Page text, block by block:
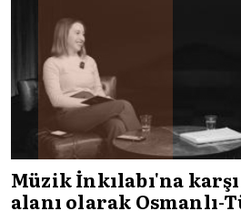
Müzik İnkılabı'na
alanı olarak Osmanlı-